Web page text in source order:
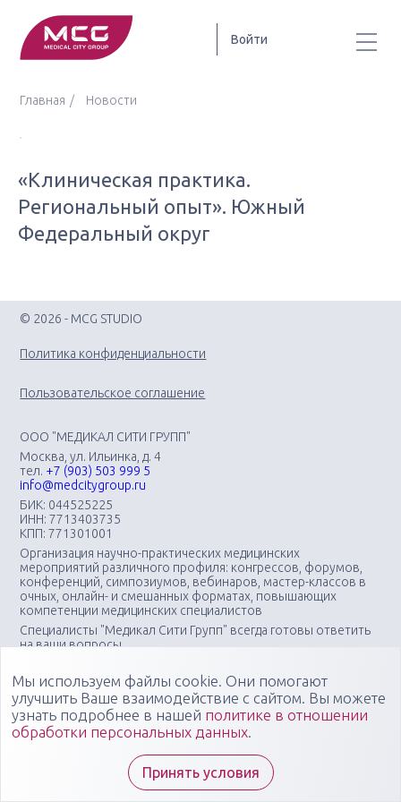
Войти
Главная Новости
«Клиническая практика.
Региональный опыт». Южный
Федеральный округ
© 2026 - MCG STUDIO
Политика конфиденциальности
Пользовательское соглашение
ООО "МЕДИКАЛ СИТИ ГРУПП"
Москва, ул. Ильинка, д. 4
тел. +7 (903) 503 999 5
info@medcitygroup.ru
БИК: 044525225
ИНН: 7713403735
КПП: 771301001
Организация научно-практических медицинских
мероприятий различного профиля: конгрессов, форумов,
конференций, симпозиумов, вебинаров, мастер-классов в
очных, онлайн- и смешанных форматах, повышающих
компетенции медицинских специалистов
Специалисты "Медикал Сити Групп" всегда готовы ответить
на ваши вопросы
Мы используем файлы cookie. Они помогают
улучшить Ваше взаимодействие с сайтом. Вы можете
узнать подробнее в нашей политике в отношении
обработки персональных данных.
Принять условия